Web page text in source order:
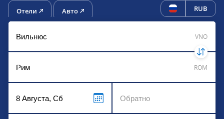
Отели Авто RUB
VNO
ROM